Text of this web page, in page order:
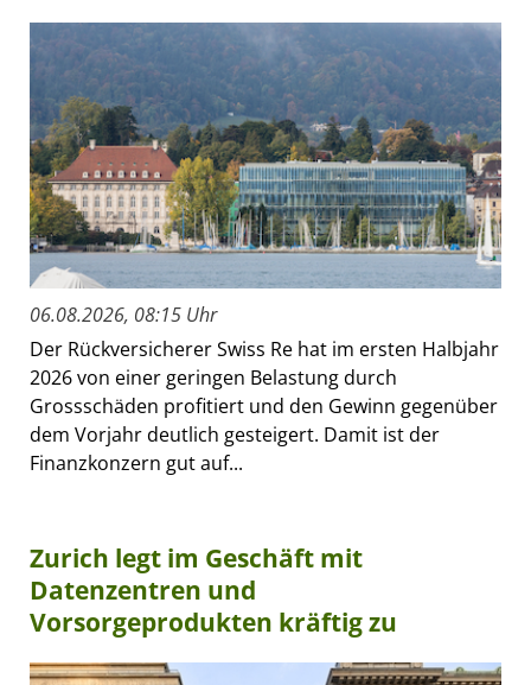
06.08.2026, 08:15 Uhr
Der Rückversicherer Swiss Re hat im ersten Halbjahr
2026 von einer geringen Belastung durch
Grossschäden profitiert und den Gewinn gegenüber
dem Vorjahr deutlich gesteigert. Damit ist der
Finanzkonzern gut auf...
Zurich legt im Geschäft mit
Datenzentren und
Vorsorgeprodukten kräftig zu